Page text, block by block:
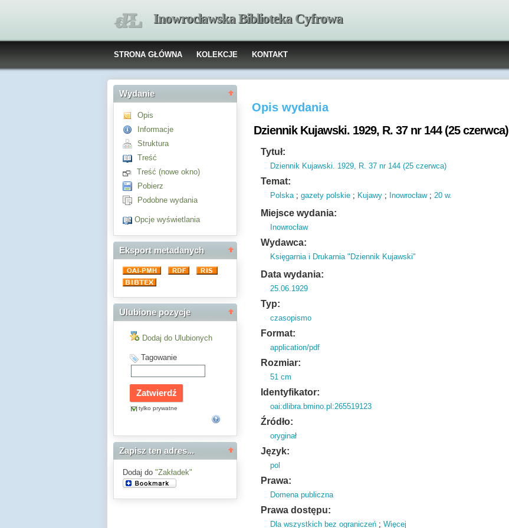
Inowrocławska Biblioteka Cyfrowa
STRONA GŁÓWNA KOLEKCJE KONTAKT
Wydanie
Opis
Informacje
Struktura
Treść
Treść (nowe okno)
Pobierz
Podobne wydania
Opcje wyświetlania
Eksport metadanych
Ulubione pozycje
Dodaj do Ulubionych
Tagowanie
tylko prywatne
Zapisz ten adres...
Dodaj do "Zakładek"
Opis wydania
Dziennik Kujawski. 1929, R. 37 nr 144 (25 czerwca)
Tytuł:
Dziennik Kujawski. 1929, R. 37 nr 144 (25 czerwca)
Temat:
Polska;gazety polskie ; Kujawy ; Inowrocław;20 w.
Miejsce wydania:
Inowrocław
Wydawca:
Księgarnia i Drukarnia "Dziennik Kujawski"
Data wydania:
25.06.1929
Typ:
czasopismo
Format:
application/pdf
Rozmiar:
51 cm
Identyfikator:
oai:dlibra.bmino.pl:265519123
Źródło:
oryginał
Język:
pol
Prawa:
Domena publiczna
Prawa dostępu:
Dla wszystkich bez ograniczeń ;Więcej